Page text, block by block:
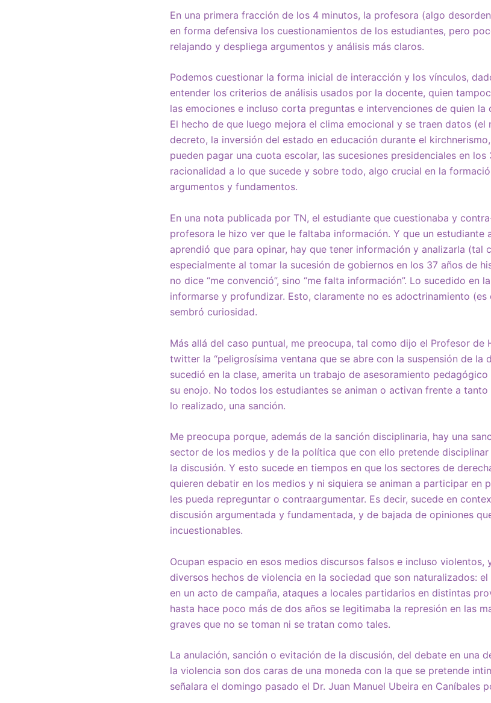
En una primera fracción de los 4 minutos, la profesora (algo
en forma defensiva los cuestionamientos de los estudiantes, pero
relajando y despliega argumentos y análisis más claros.
Podemos cuestionar la forma inicial de interacción y los vínculos,
entender los criterios de análisis usados por la docente, quien
las emociones e incluso corta preguntas e intervenciones de quien la
El hecho de que luego mejora el clima emocional y se traen datos
decreto, la inversión del estado en educación durante el
pueden pagar una cuota escolar, las sucesiones presidenciales en
racionalidad a lo que sucede y sobre todo, algo crucial en la
argumentos y fundamentos.
En una nota publicada por TN, el estudiante que cuestionaba y
profesora le hizo ver que le faltaba información. Y que un
aprendió que para opinar, hay que tener información y analizarla (tal
especialmente al tomar la sucesión de gobiernos en los 37 años de
no dice “me convenció”, sino “me falta información”. Lo sucedido en
informarse y profundizar. Esto, claramente no es adoctrinamiento
sembró curiosidad.
Más allá del caso puntual, me preocupa, tal como dijo el Profesor de
twitter la “peligrosísima ventana que se abre con la suspensión de la
sucedió en la clase, amerita un trabajo de asesoramiento
su enojo. No todos los estudiantes se animan o activan frente a
lo realizado, una sanción.
Me preocupa porque, además de la sanción disciplinaria, hay una
sector de los medios y de la política que con ello pretende
la discusión. Y esto sucede en tiempos en que los sectores de
quieren debatir en los medios y ni siquiera se animan a participar en
les pueda repreguntar o contraargumentar. Es decir, sucede en
discusión argumentada y fundamentada, y de bajada de opiniones
incuestionables.
Ocupan espacio en esos medios discursos falsos e incluso violentos,
diversos hechos de violencia en la sociedad que son naturalizados:
en un acto de campaña, ataques a locales partidarios en distintas
hasta hace poco más de dos años se legitimaba la represión en las
graves que no se toman ni se tratan como tales.
La anulación, sanción o evitación de la discusión, del debate en una
la violencia son dos caras de una moneda con la que se pretende
señalara el domingo pasado el Dr. Juan Manuel Ubeira en Caníbales